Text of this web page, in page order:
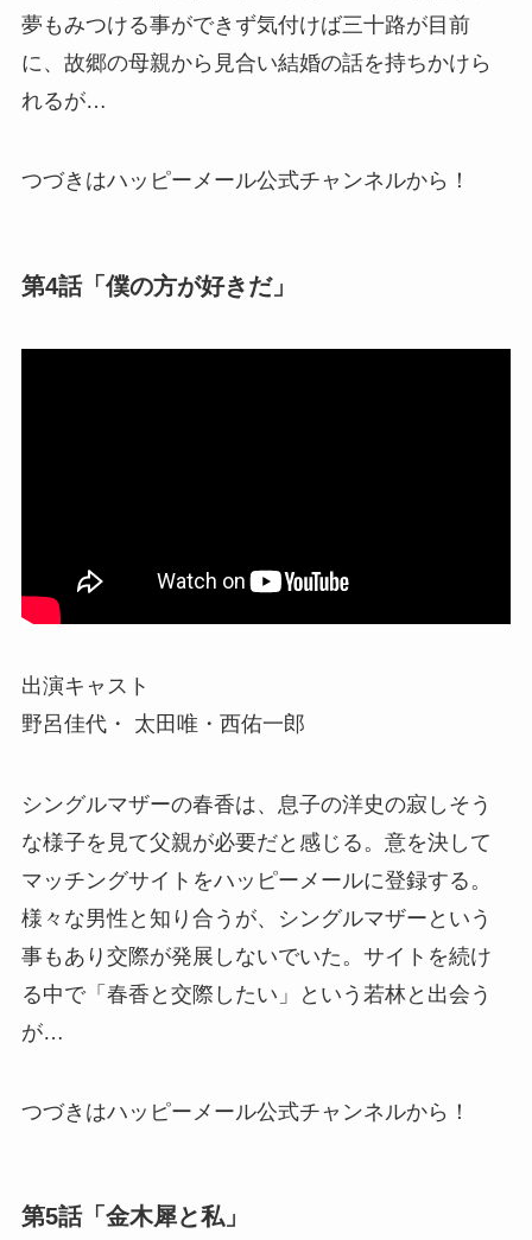
夢もみつける事ができず気付けば三十路が目前
に、故郷の母親から見合い結婚の話を持ちかけら
れるが…
つづきはハッピーメール公式チャンネルから！
第4話「僕の方が好きだ」
出演キャスト
野呂佳代・ 太田唯・西佑一郎
シングルマザーの春香は、息子の洋史の寂しそう
な様子を見て父親が必要だと感じる。意を決して
マッチングサイトをハッピーメールに登録する。
様々な男性と知り合うが、シングルマザーという
事もあり交際が発展しないでいた。サイトを続け
る中で「春香と交際したい」という若林と出会う
が…
つづきはハッピーメール公式チャンネルから！
第5話「金木犀と私」